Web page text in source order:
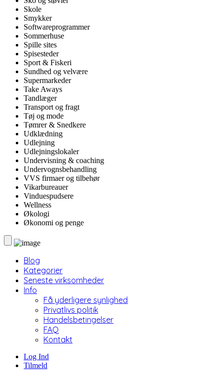
Skole
Smykker
Softwareprogrammer
Sommerhuse
Spille sites
Spisesteder
Sport & Fiskeri
Sundhed og velvære
Supermarkeder
Take Aways
Tandlæger
Transport og fragt
Tøj og mode
Tømrer & Snedkere
Udklædning
Udlejning
Udlejningslokaler
Undervisning & coaching
Undervognsbehandling
VVS firmaer og tilbehør
Vikarbureauer
Vinduespudsere
Wellness
Økologi
Økonomi og penge
Blog
Kategorier
Seneste virksomheder
Info
Få yderligere synlighed
Privatlivs politik
Handelsbetingelser
FAQ
Kontakt
Log Ind
Tilmeld